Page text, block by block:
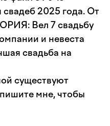
2025 года. От
Вел 7 свадьбу
и невеста
свадьба на
существуют
мне, чтобы